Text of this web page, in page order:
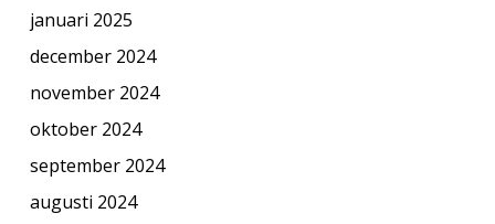
januari 2025
december 2024
november 2024
oktober 2024
september 2024
augusti 2024